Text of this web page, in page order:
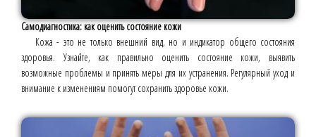
Самодиагностика: как оценить состояние кожи
Кожа - это не только внешний вид, но и индикатор общего состояния
здоровья. Узнайте, как правильно оценить состояние кожи, выявить
возможные проблемы и принять меры для их устранения. Регулярный уход и
внимание к изменениям помогут сохранить здоровье кожи.